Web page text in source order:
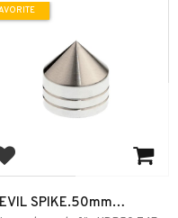
Add to favorites
SPIKE.50mm